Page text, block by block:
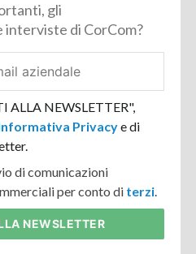
gli
di CorCom?
ALLA NEWSLETTER",
Privacye di
di comunicazioni
per conto di terzi.
NEWSLETTER